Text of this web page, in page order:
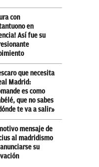
con
en
Así fue su
que necesita
Madrid:
es como
que no sabes
te va a salir»
mensaje de
al madridismo
su